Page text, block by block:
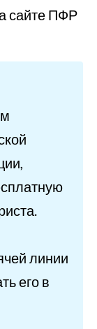
сайте ПФР
линии
его в